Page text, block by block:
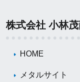
株式会社 小林
HOME
メタルサイト